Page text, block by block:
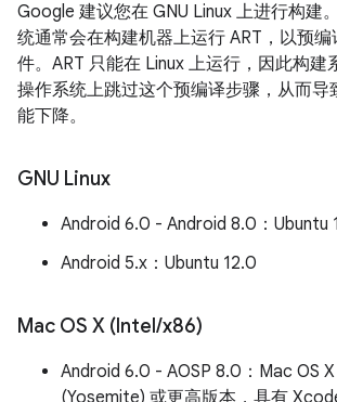
Google 建议您在 GNU Linux 上进行构建
统通常会在构建机器上运行 ART，以预编
件。ART 只能在 Linux 上运行，因此构建
操作系统上跳过这个预编译步骤，从而导
能下降。
GNU Linux
Android 6.0 - Android 8.0：Ubuntu
Android 5.x：Ubuntu 12.0
Mac OS X (Intel /x86)
Android 6.0 - AOSP 8.0：Mac OS
(Yosemite) 或更高版本，具有